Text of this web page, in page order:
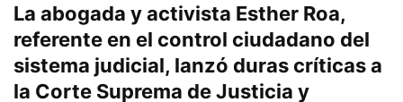
La abogada y activista Esther Roa,
referente en el control ciudadano del
sistema judicial, lanzó duras críticas a
la Corte Suprema de Justicia y